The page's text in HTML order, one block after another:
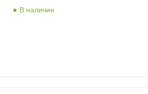
В наличии